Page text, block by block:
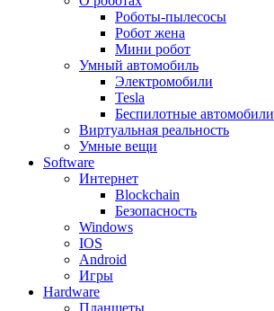
Роботы-пылесосы
Робот жена
Мини робот
Умный автомобиль
Электромобили
Tesla
Беспилотные автомобили
Виртуальная реальность
Умные вещи
Software
Интернет
Blockchain
Безопасность
Windows
IOS
Android
Игры
Hardware
Планшеты